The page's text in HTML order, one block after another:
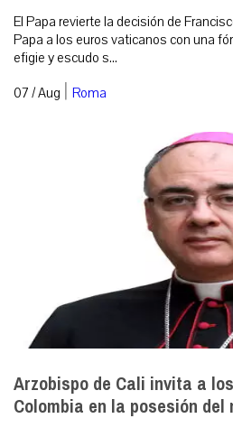
El Papa revierte la decisión de
Papa a los euros vaticanos con una
efigie y escudo s...
07 / Aug | Roma
Arzobispo de Cali invita a
Colombia en la posesión